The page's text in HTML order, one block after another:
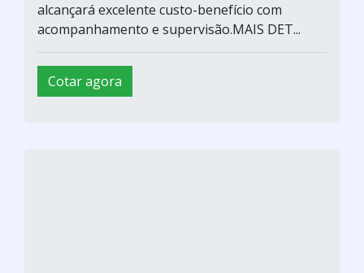
alcançará excelente custo-benefício com
acompanhamento e supervisão.MAIS DET...
Cotar agora